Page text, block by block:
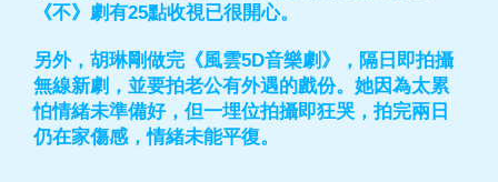
《不》劇有25點收視已很開心。
另外，胡琳剛做完《風雲5D音樂劇》，隔日即拍攝
無線新劇，並要拍老公有外遇的戲份。她因為太累
怕情緒未準備好，但一埋位拍攝即狂哭，拍完兩日
仍在家傷感，情緒未能平復。